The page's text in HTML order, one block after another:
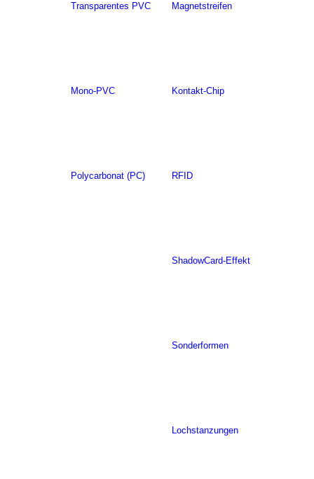
Transparentes PVC
Mono-PVC
Polycarbonat (PC)
Magnetstreifen
Kontakt-Chip
RFID
ShadowCard-Effekt
Sonderformen
Lochstanzungen